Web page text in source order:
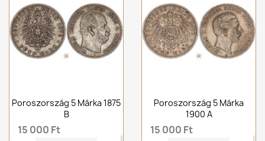
Poroszország 5 Márka 1875
B
15 000 Ft
Poroszország 5 Márka
1900 A
15 000 Ft